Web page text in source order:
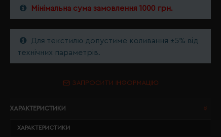
Мінімальна сума замовлення 1000 грн.
Для текстилю допустиме коливання ±5% від
технічних параметрів.
ЗАПРОСИТИ ІНФОРМАЦІЮ
ХАРАКТЕРИСТИКИ
ХАРАКТЕРИСТИКИ